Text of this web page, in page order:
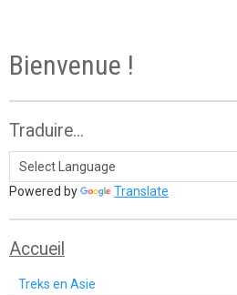
Bienvenue !
Traduire...
Powered by Translate
Accueil
Treks en Asie